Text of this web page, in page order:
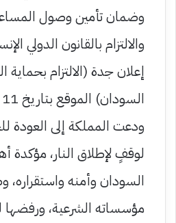
وضمان تأمين وصول
والالتزام بالقانون الدولي
إعلان جدة (الالتزام بحماية
السودان) الموقع بتاريخ 11 مايو 2023م.
ودعت المملكة إلى العودة
لوقفٍ لإطلاق النار، مؤكدة
السودان وأمنه
مؤسساته الشرعية، ورفضها